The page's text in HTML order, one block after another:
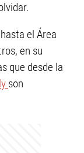
hasta el Área
en su
que desde la
son